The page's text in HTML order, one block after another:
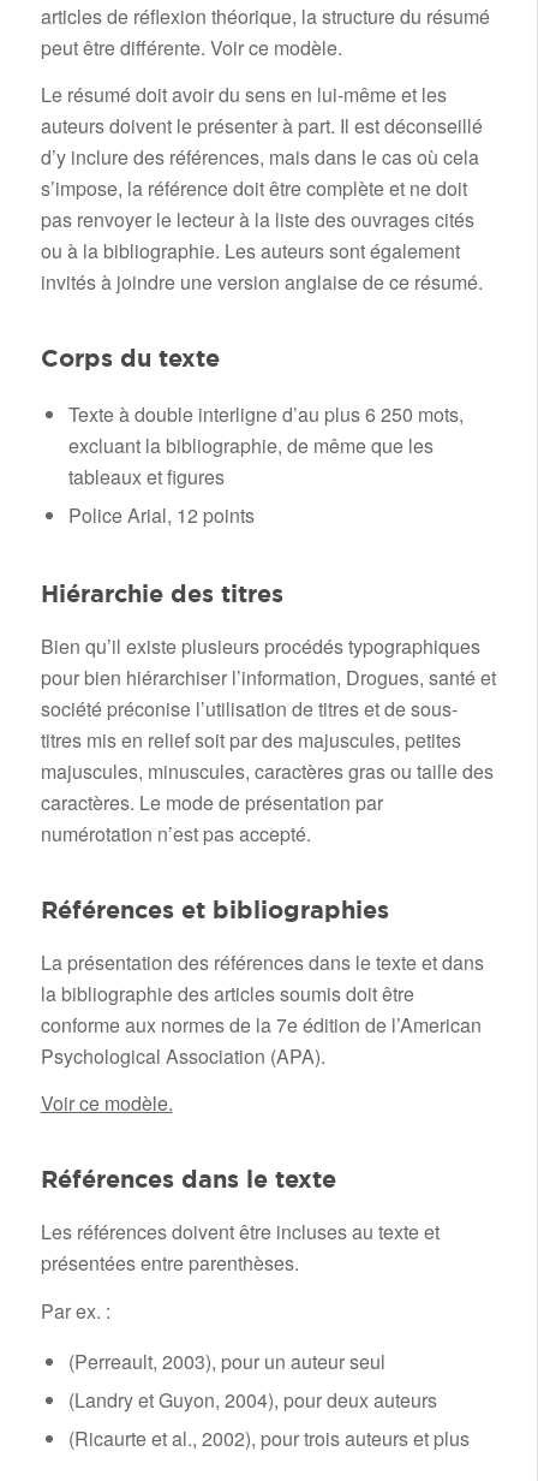
articles de réflexion théorique, la structure du résumé
peut être différente. Voir ce modèle.
Le résumé doit avoir du sens en lui-même et les
auteurs doivent le présenter à part. Il est déconseillé
d’y inclure des références, mais dans le cas où cela
s’impose, la référence doit être complète et ne doit
pas renvoyer le lecteur à la liste des ouvrages cités
ou à la bibliographie. Les auteurs sont également
invités à joindre une version anglaise de ce résumé.
Corps du texte
Texte à double interligne d’au plus 6 250 mots,
excluant la bibliographie, de même que les
tableaux et figures
Police Arial, 12 points
Hiérarchie des titres
Bien qu’il existe plusieurs procédés typographiques
pour bien hiérarchiser l’information, Drogues, santé et
société préconise l’utilisation de titres et de sous-
titres mis en relief soit par des majuscules, petites
majuscules, minuscules, caractères gras ou taille des
caractères. Le mode de présentation par
numérotation n’est pas accepté.
Références et bibliographies
La présentation des références dans le texte et dans
la bibliographie des articles soumis doit être
conforme aux normes de la 7e édition de l’American
Psychological Association (APA).
Voir ce modèle.
Références dans le texte
Les références doivent être incluses au texte et
présentées entre parenthèses.
Par ex. :
(Perreault, 2003), pour un auteur seul
(Landry et Guyon, 2004), pour deux auteurs
(Ricaurte et al., 2002), pour trois auteurs et plus